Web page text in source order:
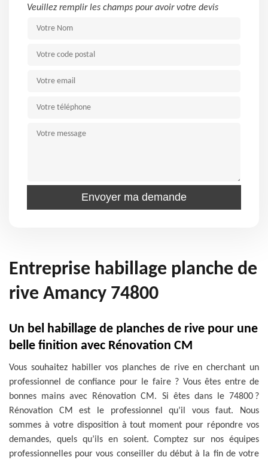
Veuillez remplir les champs pour avoir votre devis
Entreprise habillage planche de
rive Amancy 74800
Un bel habillage de planches de rive pour une
belle finition avec Rénovation CM
Vous souhaitez habiller vos planches de rive en cherchant un
professionnel de confiance pour le faire ? Vous êtes entre de
bonnes mains avec Rénovation CM. Si êtes dans le 74800 ?
Rénovation CM est le professionnel qu’il vous faut. Nous
sommes à votre disposition à tout moment pour répondre vos
demandes, quels qu’ils en soient. Comptez sur nos équipes
professionnelles pour vous conseiller du début à la fin de votre